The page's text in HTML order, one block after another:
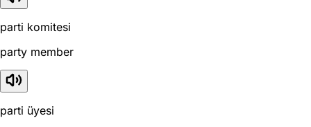
parti komitesi
party member
parti üyesi